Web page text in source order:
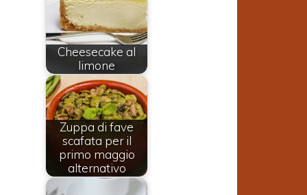
Cheesecake al
limone
Zuppa di fave
scafata per il
primo maggio
alternativo